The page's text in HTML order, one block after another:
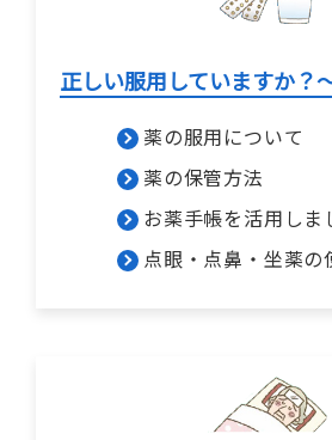
正しい服用していますか？
薬の服用について
薬の保管方法
お薬手帳を活用しま
点眼・点鼻・坐薬の